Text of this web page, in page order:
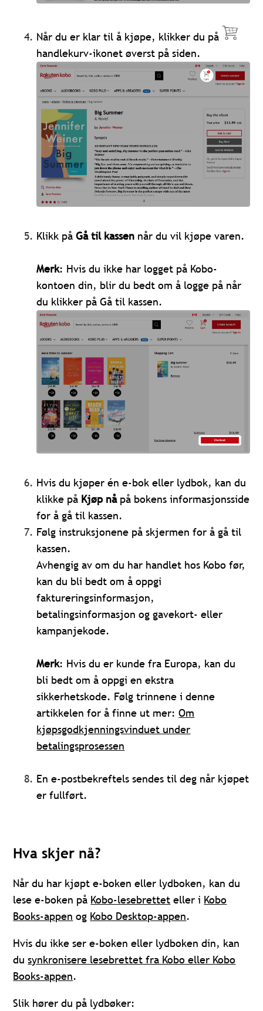
Når du er klar til å kjøpe, klikker du på
handlekurv-ikonetøverst på siden.
Klikk påGå til kassen når du vil kjøpe varen.
Merk: Hvis du ikke har logget på Kobo-
kontoen din, blir du bedt om å logge på når
du klikker på Gå til kassen.
Hvis du kjøper én e-bok eller lydbok, kan du
klikke på Kjøp nåpå bokens informasjonsside
for å gå til kassen.
Følg instruksjonene på skjermen for å gå til
kassen.
Avhengig av om du har handlet hos Kobo før,
kan du bli bedt om å oppgi
faktureringsinformasjon,
betalingsinformasjon og gavekort- eller
kampanjekode.
Merk: Hvis du er kunde fra Europa, kan du
bli bedt om å oppgi en ekstra
sikkerhetskode. Følg trinnene i denne
artikkelen for å finne ut mer:Om
kjøpsgodkjenningsvinduet under
betalingsprosessen
En e-postbekreftels sendes til deg når kjøpet
er fullført.
Hva skjer nå?
Når du har kjøpt e-boken eller lydboken, kan du
lese e-boken på Kobo-lesebrettet eller i Kobo
Books-appen og Kobo Desktop-appen.
Hvis du ikke ser e-boken eller lydboken din, kan
dusynkronisere lesebrettet fra Kobo eller Kobo
Books-appen.
Slik hører du på lydbøker: